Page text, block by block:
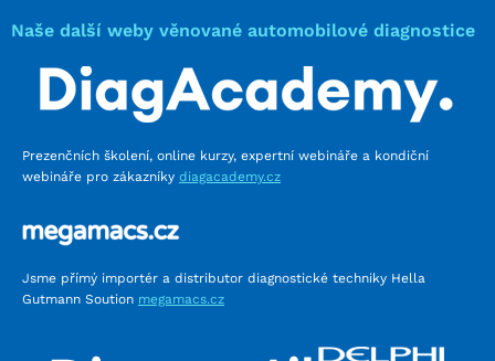
Naše další weby věnované automobilové diagnostice
Prezenčních školení, online kurzy, expertní webináře a kondiční
webináře pro zákazníky diagacademy.cz
Jsme přímý importér a distributor diagnostické techniky Hella
Gutmann Soution megamacs.cz